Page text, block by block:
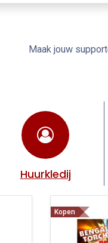
Maak jouw
Huurkledij
Kopen